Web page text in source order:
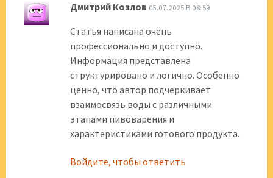
Дмитрий Козлов 05.07.2025 В 08:59
Статья написана очень
профессионально и доступно.
Информация представлена
структурировано и логично. Особенно
ценно, что автор подчеркивает
взаимосвязь воды с различными
этапами пивоварения и
характеристиками готового продукта.
Войдите, чтобы ответить